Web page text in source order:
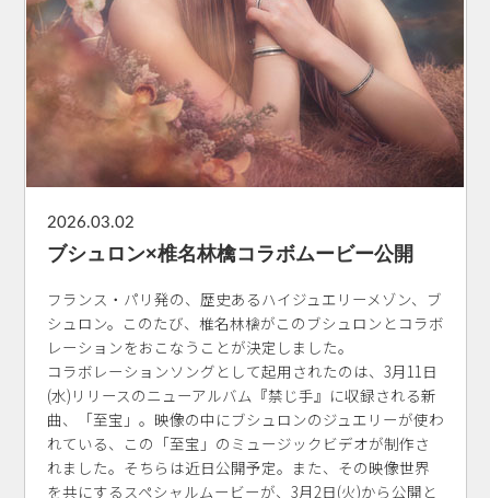
2026.03.02
ブシュロン×椎名林檎コラボムービー公開
フランス・パリ発の、歴史あるハイジュエリーメゾン、ブ
シュロン。このたび、椎名林檎がこのブシュロンとコラボ
レーションをおこなうことが決定しました。
コラボレーションソングとして起用されたのは、3月11日
(水)リリースのニューアルバム『禁じ手』に収録される新
曲、「至宝」。映像の中にブシュロンのジュエリーが使わ
れている、この「至宝」のミュージックビデオが制作さ
れました。そちらは近日公開予定。また、その映像世界
を共にするスペシャルムービーが、3月2日(火)から公開と